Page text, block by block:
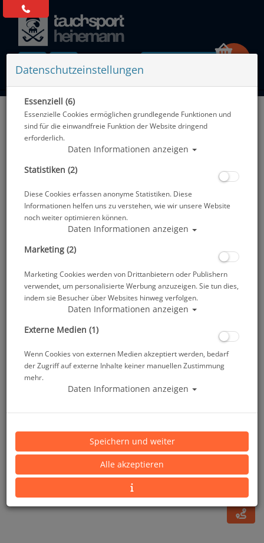
Alle Artikel zeigen aus: Tarierjackets
ScubaPro - Tarierjacket Master Jacket - Gr: 2XL
Artikelnr.: scu-21181060
Datenschutzeinstellungen
Essenziell (6)
Essenzielle Cookies ermöglichen grundlegende Funktionen und
sind für die einwandfreie Funktion der Website dringend
erforderlich.
Daten Informationen anzeigen
Statistiken (2)
Diese Cookies erfassen anonyme Statistiken. Diese
Informationen helfen uns zu verstehen, wie wir unsere Website
noch weiter optimieren können.
Daten Informationen anzeigen
Marketing (2)
Marketing Cookies werden von Drittanbietern oder Publishern
verwendet, um personalisierte Werbung anzuzeigen. Sie tun dies,
indem sie Besucher über Websites hinweg verfolgen.
Daten Informationen anzeigen
Externe Medien (1)
Wenn Cookies von externen Medien akzeptiert werden, bedarf
der Zugriff auf externe Inhalte keiner manuellen Zustimmung
mehr.
Daten Informationen anzeigen
Speichern und weiter
Alle akzeptieren